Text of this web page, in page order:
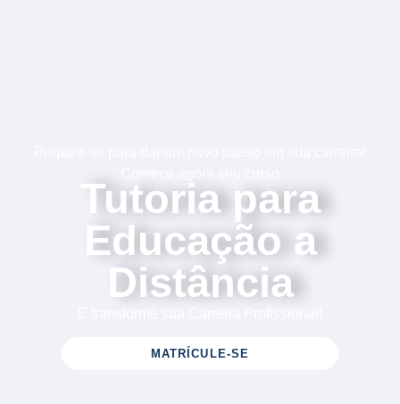
Tutoria para
Educação a
Distância
MATRÍCULE-SE